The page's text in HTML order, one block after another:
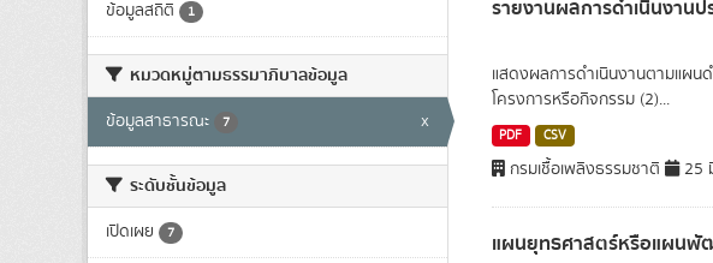
ข้อมูลสถิติ 1
หมวดหมู่ตามธรรมาภิบาลข้อมูล
ข้อมูลสาธารณะ 7 x
ระดับชั้นข้อมูล
เปิดเผย 7
รายงานผลการดำเนินงานป
แสดงผลการดำเนินงานตามแผน
โครงการหรือกิจกรรม (2)...
PDF CSV
กรมเชื้อเพลิงธรรมชาติ 25
แผนยุทธศาสตร์หรือแผนพั